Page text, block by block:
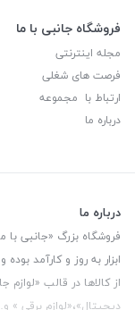
فروشگاه جانبی با ما
مجله اینترنتی
فرصت های شغلی
ارتباط با مجموعه
درباره ما
درباره ما
فروشگاه بزرگ «جانبی با
ابزار به روز و کارآمد
از کالاها در قالب
دیجیتال»،«لوازم برقی